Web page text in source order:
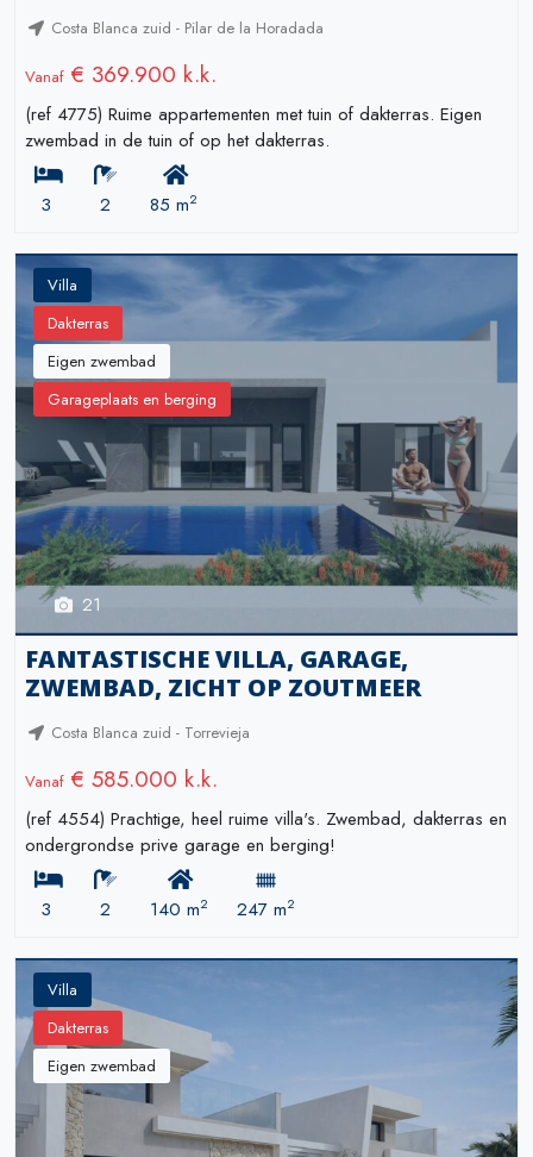
Costa Blanca zuid - Pilar de la Horadada
Vanaf € 369.900 k.k.
(ref 4775) Ruime appartementen met tuin of dakterras. Eigen
zwembad in de tuin of op het dakterras.
3 2 85 m2
Villa
Dakterras
Eigen zwembad
Garageplaats en berging
21
FANTASTISCHE VILLA, GARAGE,
ZWEMBAD, ZICHT OP ZOUTMEER
Costa Blanca zuid - Torrevieja
Vanaf € 585.000 k.k.
(ref 4554) Prachtige, heel ruime villa's. Zwembad, dakterras en
ondergrondse prive garage en berging!
3 2 140 m2 247 m2
Villa
Dakterras
Eigen zwembad